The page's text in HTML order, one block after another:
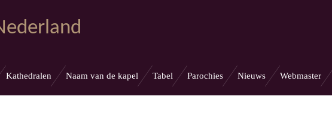
Kathedralen Naam van de kapel Tabel Parochies Nieuws Webmaster